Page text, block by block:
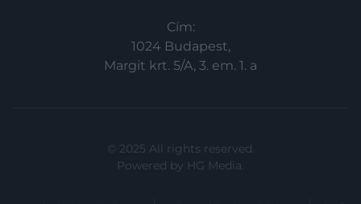
Cím:
1024 Budapest,
Margit krt. 5/A, 3. em. 1. a
© 2025 All rights reserved.
Powered by HG Media.